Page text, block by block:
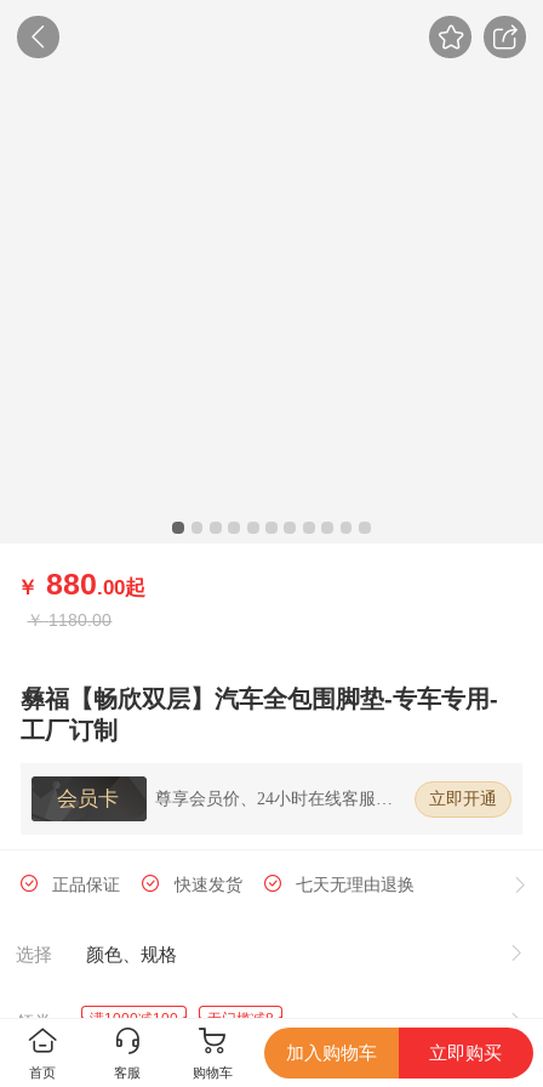
￥ 880.00起
￥ 1180.00
彝福【畅欣双层】汽车全包围脚垫-专车专用-
工厂订制
会员卡
尊享会员价、24小时在线客服、7
立即开通
正品保证 快速发货 七天无理由退换
选择 颜色、规格
领券 满1000减100 无门槛减8
首页 客服 购物车
加入购物车 立即购买